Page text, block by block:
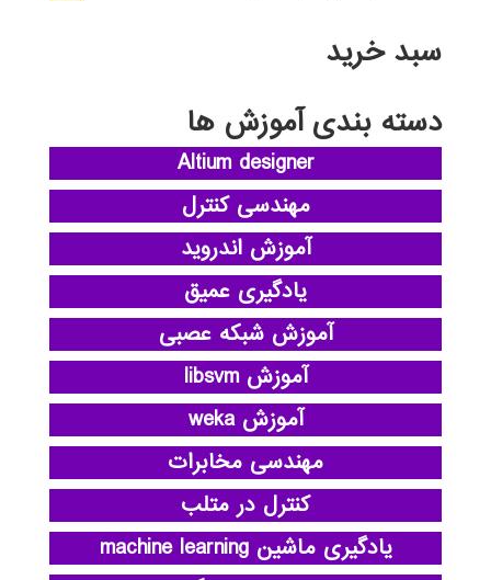
سبد خرید
دسته بندی آموزش ها
Altium designer
مهندسی کنترل
آموزش اندروید
یادگیری عمیق
آموزش شبکه عصبی
آموزش libsvm
آموزش weka
مهندسی مخابرات
کنترل در متلب
یادگیری ماشین machine learning